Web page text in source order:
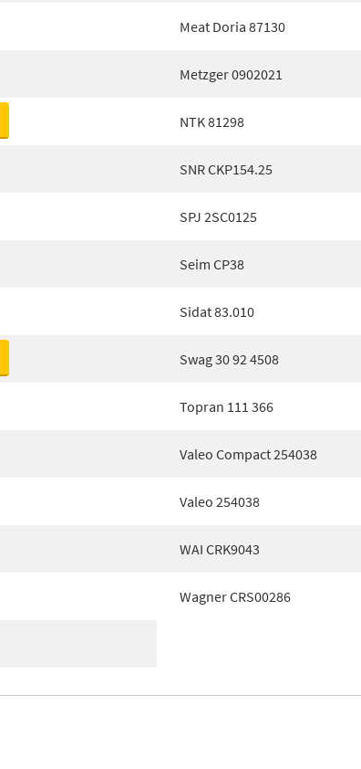
Meat Doria 87130
Metzger 0902021
NTK 81298
SNR CKP154.25
SPJ 2SC0125
Seim CP38
Sidat 83.010
Swag 30 92 4508
Topran 111 366
Valeo Compact 254038
Valeo 254038
WAI CRK9043
Wagner CRS00286